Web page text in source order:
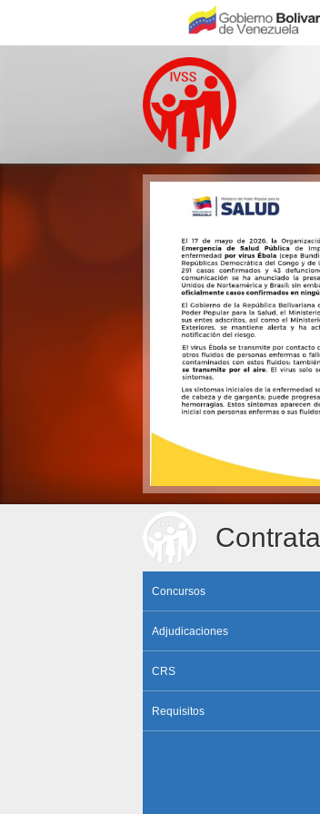
Concursos
Adjudicaciones
CRS
Requisitos